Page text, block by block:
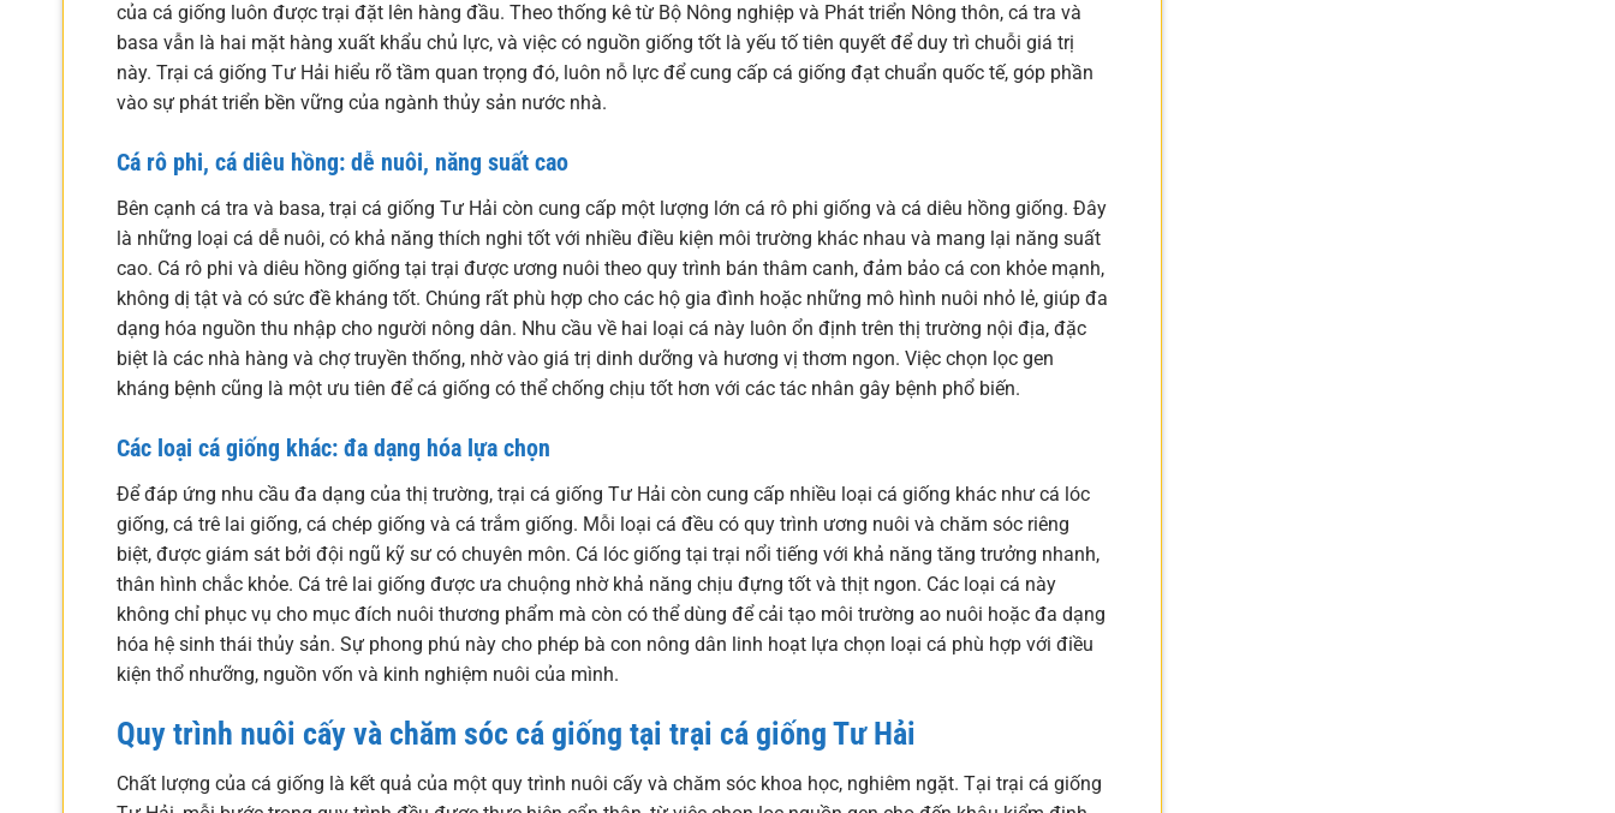
của cá giống luôn được trại đặt lên hàng đầu. Theo thống kê từ Bộ Nông nghiệp và Phát triển Nông thôn, cá tra và
basa vẫn là hai mặt hàng xuất khẩu chủ lực, và việc có nguồn giống tốt là yếu tố tiên quyết để duy trì chuỗi giá trị
này. Trại cá giống Tư Hải hiểu rõ tầm quan trọng đó, luôn nỗ lực để cung cấp cá giống đạt chuẩn quốc tế, góp phần
vào sự phát triển bền vững của ngành thủy sản nước nhà.
Cá rô phi, cá diêu hồng: dễ nuôi, năng suất cao
Bên cạnh cá tra và basa, trại cá giống Tư Hải còn cung cấp một lượng lớn cá rô phi giống và cá diêu hồng giống. Đây
là những loại cá dễ nuôi, có khả năng thích nghi tốt với nhiều điều kiện môi trường khác nhau và mang lại năng suất
cao. Cá rô phi và diêu hồng giống tại trại được ương nuôi theo quy trình bán thâm canh, đảm bảo cá con khỏe mạnh,
không dị tật và có sức đề kháng tốt. Chúng rất phù hợp cho các hộ gia đình hoặc những mô hình nuôi nhỏ lẻ, giúp đa
dạng hóa nguồn thu nhập cho người nông dân. Nhu cầu về hai loại cá này luôn ổn định trên thị trường nội địa, đặc
biệt là các nhà hàng và chợ truyền thống, nhờ vào giá trị dinh dưỡng và hương vị thơm ngon. Việc chọn lọc gen
kháng bệnh cũng là một ưu tiên để cá giống có thể chống chịu tốt hơn với các tác nhân gây bệnh phổ biến.
Các loại cá giống khác: đa dạng hóa lựa chọn
Để đáp ứng nhu cầu đa dạng của thị trường, trại cá giống Tư Hải còn cung cấp nhiều loại cá giống khác như cá lóc
giống, cá trê lai giống, cá chép giống và cá trắm giống. Mỗi loại cá đều có quy trình ương nuôi và chăm sóc riêng
biệt, được giám sát bởi đội ngũ kỹ sư có chuyên môn. Cá lóc giống tại trại nổi tiếng với khả năng tăng trưởng nhanh,
thân hình chắc khỏe. Cá trê lai giống được ưa chuộng nhờ khả năng chịu đựng tốt và thịt ngon. Các loại cá này
không chỉ phục vụ cho mục đích nuôi thương phẩm mà còn có thể dùng để cải tạo môi trường ao nuôi hoặc đa dạng
hóa hệ sinh thái thủy sản. Sự phong phú này cho phép bà con nông dân linh hoạt lựa chọn loại cá phù hợp với điều
kiện thổ nhưỡng, nguồn vốn và kinh nghiệm nuôi của mình.
Quy trình nuôi cấy và chăm sóc cá giống tại trại cá giống Tư Hải
Chất lượng của cá giống là kết quả của một quy trình nuôi cấy và chăm sóc khoa học, nghiêm ngặt. Tại trại cá giống